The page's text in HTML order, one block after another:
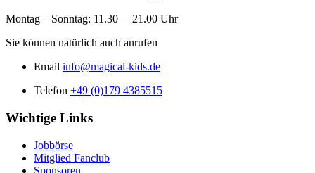
Montag – Sonntag: 11 .30 – 21.00 Uhr
Sie können natürlich auch anrufen
Email info@magical-kids.de
Telefon +49 (0)179 4385515
Wichtige Links
Jobbörse
Mitglied Fanclub
Sponsoren